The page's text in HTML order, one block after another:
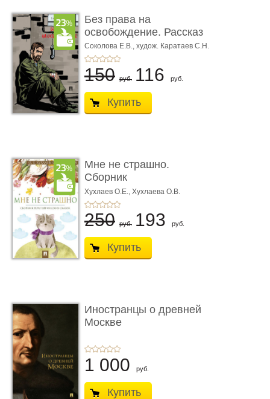
Без права на
освобождение. Рассказ
Соколова Е.В., худож. Каратаев С.Н.
150 руб. 116 руб.
Купить
Мне не страшно.
Сборник
терапевтических
сказо� ...
Хухлаев О.Е., Хухлаева О.В.
250 руб. 193 руб.
Купить
Иностранцы о древней
Москве
1 000 руб.
Купить